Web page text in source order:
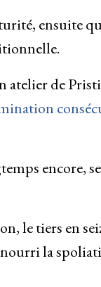
ensuite
atelier de
encore,
le tiers en
la